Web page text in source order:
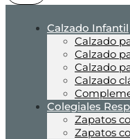
Calzado Infantil
Calzado
Calzado
Calzado
Calzado
Colegiales
Zapatos
Zapatos